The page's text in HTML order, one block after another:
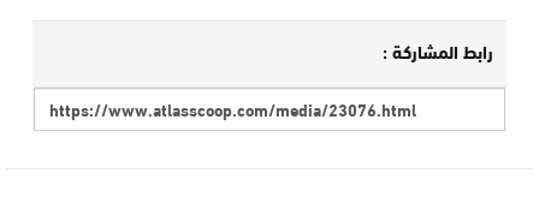
رابط المشاركة :